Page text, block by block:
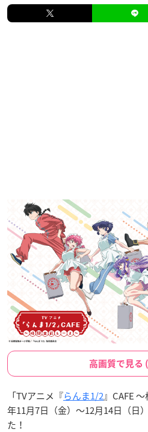
高画質で見る
「TVアニメ『らんま1/2』CAFE
年11月7日（金）〜12月14日（日
た！